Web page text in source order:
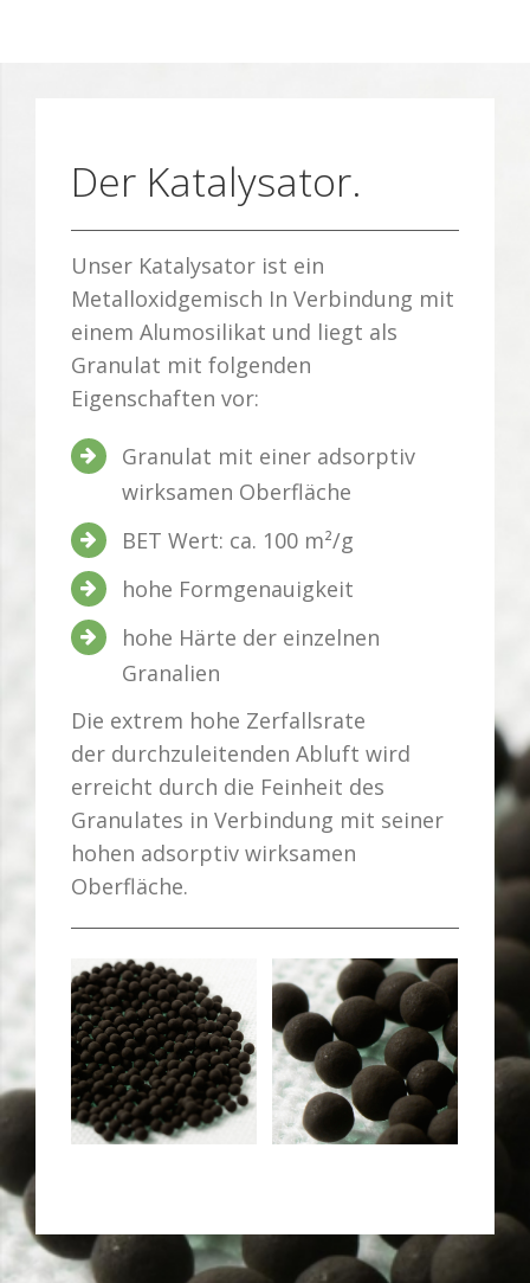
Der Katalysator.
Unser Katalysator ist ein
Metalloxidgemisch In Verbindung mit
einem Alumosilikat und liegt als
Granulat mit folgenden
Eigenschaften vor:
Granulat mit einer adsorptiv
wirksamen Oberfläche
BET Wert: ca. 100 m²/g
hohe Formgenauigkeit
hohe Härte der einzelnen
Granalien
Die extrem hohe Zerfallsrate
der durchzuleitenden Abluft wird
erreicht durch die Feinheit des
Granulates in Verbindung mit seiner
hohen adsorptiv wirksamen
Oberfläche.